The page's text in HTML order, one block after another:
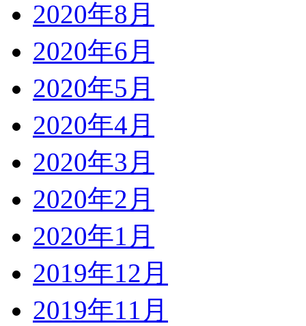
2020年8月
2020年6月
2020年5月
2020年4月
2020年3月
2020年2月
2020年1月
2019年12月
2019年11月